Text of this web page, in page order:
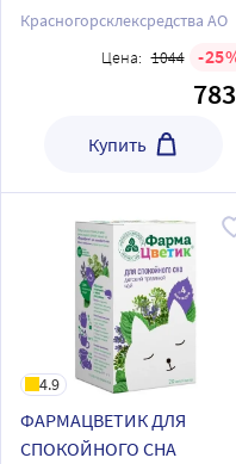
ДЛЯ СПОКОЙНОГО СНА
Красногорсклексредства АО
Цена: 1044 25
783
Купить
4.9
ФАРМАЦВЕТИК ДЛЯ
СПОКОЙНОГО СНА